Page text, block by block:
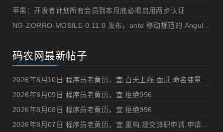
苹果：开发者计划所有会员到本月底必须启用两步认证
码农网最新帖子
2026年8月09日 程序员老黄历，宜:拒绝996
2026年8月08日 程序员老黄历，宜:拒绝996